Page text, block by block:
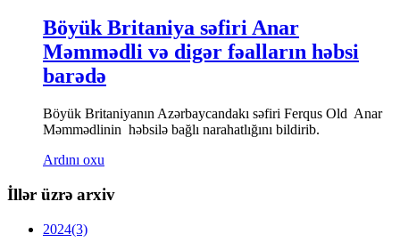
Böyük Britaniya səfiri Anar
Məmmədli və digər fəalların həbsi
barədə
Böyük Britaniyanın Azərbaycandakı səfiri Ferqus Old Anar
Məmmədlinin həbsilə bağlı narahatlığını bildirib.
Ardını oxu
İllər üzrə arxiv
2024(3)